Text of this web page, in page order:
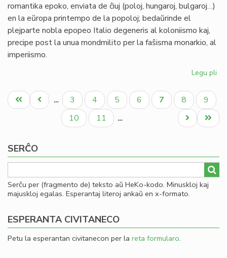
romantika epoko, enviata de ĉiuj (poloj, hungaroj, bulgaroj…)
en la eŭropa printempo de la popoloj; bedaŭrinde el
plejparte nobla epopeo Italio degeneris al koloniismo kaj,
precipe post la unua mondmilito per la faŝisma monarkio, al
imperiismo.
Legu pli
de
Pagination
Unua
paĝo
Antaŭa
paĝo
… Paĝo
3 Paĝo
4 Paĝo
5 Paĝo
6
Aktuala
paĝo
7 Paĝo
8 Paĝo
9
Paĝo
10 Paĝo
11 …
Last
page
Next
page
SERĈO
Serĉu per (fragmento de) teksto aŭ HeKo-kodo. Minuskloj kaj
majuskloj egalas. Esperantaj literoj ankaŭ en x-formato.
ESPERANTA CIVITANECO
Petu la esperantan civitanecon per la reta formularo.